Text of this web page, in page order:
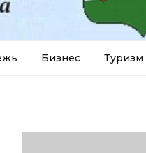
Бизнес Туризм